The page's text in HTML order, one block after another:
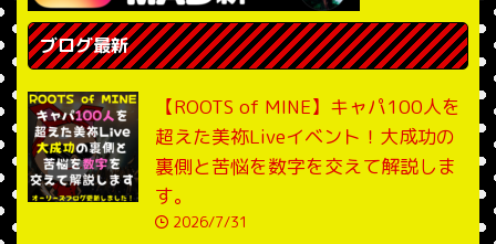
ブログ最新
【ROOTS of MINE】キャパ100人を
超えた美祢Liveイベント！大成功の
裏側と苦悩を数字を交えて解説しま
す。
2026/7/31